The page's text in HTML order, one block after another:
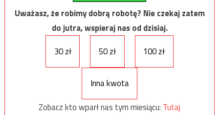
Uważasz, że robimy dobrą robotę? Nie czekaj zatem
do jutra, wspieraj nas od dzisiaj.
30 zł
50 zł 100 zł
Inna kwota
Zobacz kto wparł nas tym miesiącu: Tutaj